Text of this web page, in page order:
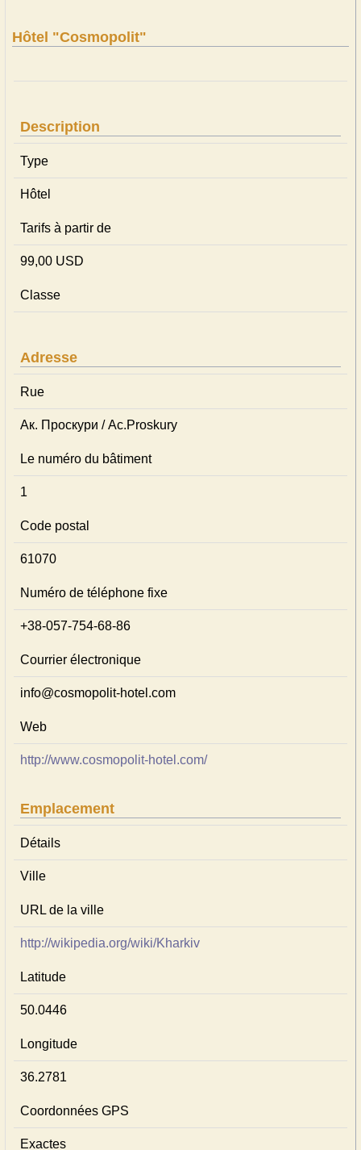
Hôtel "Cosmopolit"
Description
Type
Hôtel
Tarifs à partir de
99,00 USD
Classe
Adresse
Rue
Ак. Проскури / Ac.Proskury
Le numéro du bâtiment
1
Code postal
61070
Numéro de téléphone fixe
+38-057-754-68-86
Courrier électronique
info@cosmopolit-hotel.com
Web
http://www.cosmopolit-hotel.com/
Emplacement
Détails
Ville
URL de la ville
http://wikipedia.org/wiki/Kharkiv
Latitude
50.0446
Longitude
36.2781
Coordonnées GPS
Exactes